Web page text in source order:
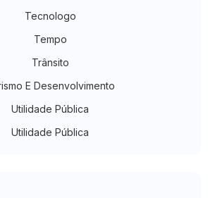
Tecnologo
Tempo
Trânsito
E Desenvolvimento
Utilidade Pública
Utilidade Pública